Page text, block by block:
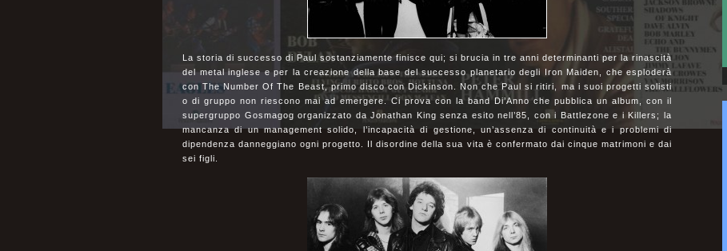
La storia di successo di Paul sostanziamente finisce qui; si brucia in tre anni determinanti per la rinascità
del metal inglese e per la creazione della base del successo planetario degli Iron Maiden, che esploderà
con The Number Of The Beast, primo disco con Dickinson. Non che Paul si ritiri, ma i suoi progetti solisti
o di gruppo non riescono mai ad emergere. Ci prova con la band Di’Anno che pubblica un album, con il
supergruppo Gosmagog organizzato da Jonathan King senza esito nell’85, con i Battlezone e i Killers; la
mancanza di un management solido, l’incapacità di gestione, un’assenza di continuità e i problemi di
dipendenza danneggiano ogni progetto. Il disordine della sua vita è confermato dai cinque matrimoni e dai
sei figli.